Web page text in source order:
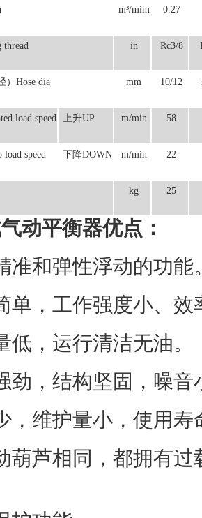
m³/mim 0.27
thread in Rc3/8
）Hose dia mm 10/12
load speed 上升UP m/min 58
load speed 下降DOWN m/min 22
kg 25
动平衡器优点：
准和弹性浮动的功能
单，工作强度小、效
低，运行清洁无油。
劲，结构坚固，噪音
，维护量小，使用寿
葫芦相同，都拥有